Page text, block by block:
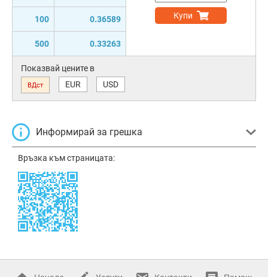
100 0.36589
500 0.33263
Купи
Показвай цените в
ВДст EUR USD
Информирай за грешка
Връзка към страницата: